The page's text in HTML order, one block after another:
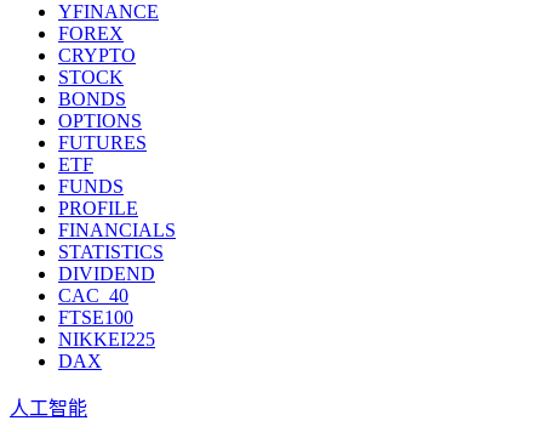
YFINANCE
FOREX
CRYPTO
STOCK
BONDS
OPTIONS
FUTURES
ETF
FUNDS
PROFILE
FINANCIALS
STATISTICS
DIVIDEND
CAC_40
FTSE100
NIKKEI225
DAX
人工智能